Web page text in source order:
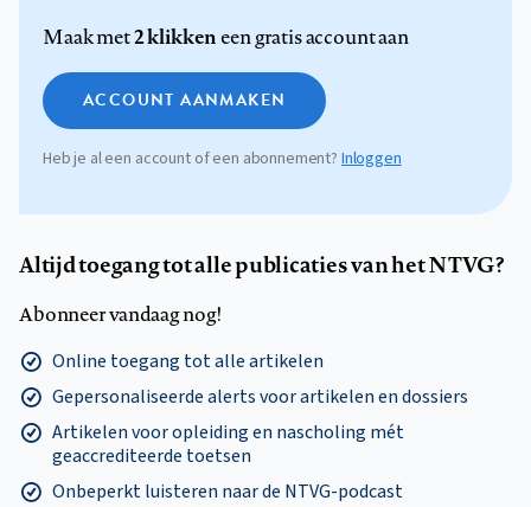
Maak met2 klikkeneen gratis account aan
ACCOUNT AANMAKEN
Heb je al een account of een abonnement?Inloggen
Altijd toegang tot alle publicaties van het NTVG?
Abonneer vandaag nog!
Online toegang tot alle artikelen
Gepersonaliseerde alerts voor artikelen en dossiers
Artikelen voor opleiding en nascholing mét
geaccrediteerde toetsen
Onbeperkt luisteren naar de NTVG-podcast